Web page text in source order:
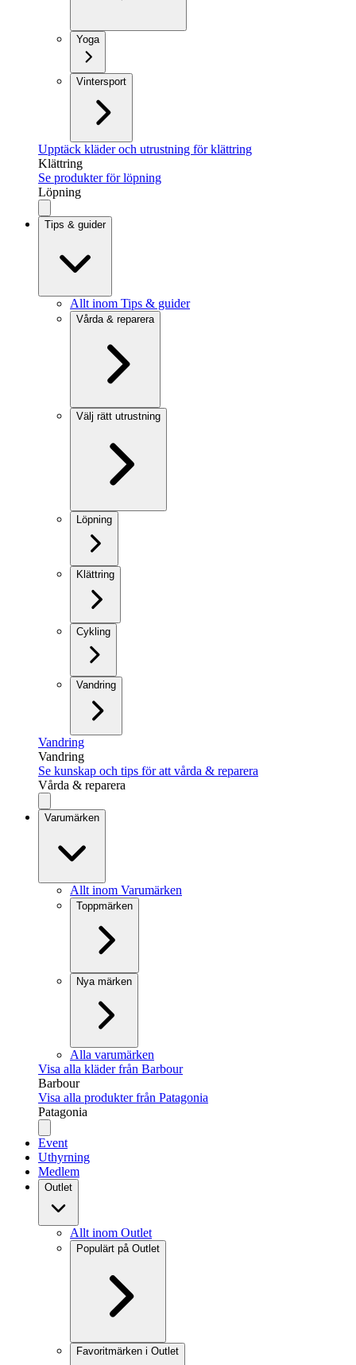
Yoga
Vintersport
Upptäck kläder och utrustning för klättring
Klättring
Se produkter för löpning
Löpning
Tips & guider
Allt inom Tips & guider
Vårda & reparera
Välj rätt utrustning
Löpning
Klättring
Cykling
Vandring
Vandring
Vandring
Se kunskap och tips för att vårda & reparera
Vårda & reparera
Varumärken
Allt inom Varumärken
Toppmärken
Nya märken
Alla varumärken
Visa alla kläder från Barbour
Barbour
Visa alla produkter från Patagonia
Patagonia
Event
Uthyrning
Medlem
Outlet
Allt inom Outlet
Populärt på Outlet
Favoritmärken i Outlet